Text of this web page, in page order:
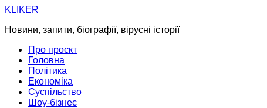
Skip
content
KLIKER
Новини, запити, біографії, вірусні історії
Про проєкт
Головна
Політика
Економіка
Суспільство
Шоу-бізнес